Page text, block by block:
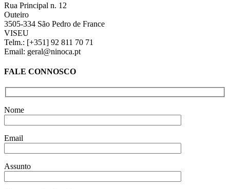
Rua Principal n. 12
Outeiro
3505-334 São Pedro de France
VISEU
Telm.: [+351] 92 811 70 71
Email: geral@ninoca.pt
FALE CONNOSCO
Nome
Email
Assunto